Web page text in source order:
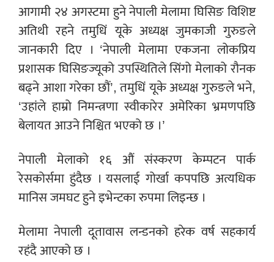
आगामी २४ अगस्टमा हुने नेपाली मेलामा घिसिङ विशिष्ट
अतिथी रहने तमुधिं यूके अध्यक्ष जुमकाजी गुरुङले
जानकारी दिए । ‘नेपाली मेलामा एकजना लोकप्रिय
प्रशासक घिसिङज्यूको उपस्थितिले सिंगो मेलाको रौनक
बढ्ने आशा गरेका छौं’, तमुधिं यूके अध्यक्ष गुरुङले भने,
‘उहांले हाम्रो निमन्त्रणा स्वीकारेर अमेरिका भ्रमणपछि
बेलायत आउने निश्चित भएको छ ।’
नेपाली मेलाको १६ औं संस्करण केम्पटन पार्क
रेसकोर्समा हुंदैछ । यसलाई गोर्खा कपपछि अत्यधिक
मानिस जमघट हुने इभेन्टका रुपमा लिइन्छ ।
मेलामा नेपाली दूतावास लन्डनको हरेक वर्ष सहकार्य
रहंदै आएको छ ।